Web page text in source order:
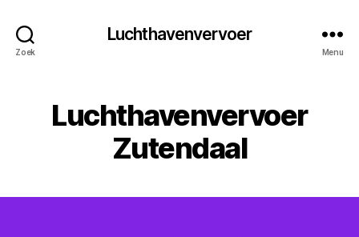
Zoek
Luchthavenvervoer
Menu
Luchthavenvervoer
Zutendaal